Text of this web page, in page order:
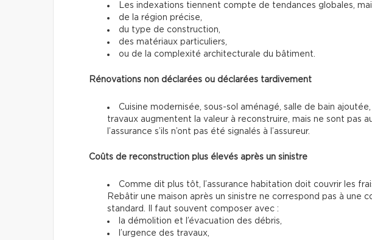
Les indexations tiennent compte de tendances globales,
de la région précise,
du type de construction,
des matériaux particuliers,
ou de la complexité architecturale du bâtiment.
Rénovations non déclarées ou déclarées tardivement
Cuisine modernisée, sous-sol aménagé, salle de bain
travaux augmentent la valeur à reconstruire, mais ne sont pas
l’assurance s’ils n’ont pas été signalés à l’assureur.
Coûts de reconstruction plus élevés après un sinistre
Comme dit plus tôt, l’assurance habitation doit couvrir les
Rebâtir une maison après un sinistre ne correspond pas à une
standard. Il faut souvent composer avec :
la démolition et l’évacuation des débris,
l’urgence des travaux,